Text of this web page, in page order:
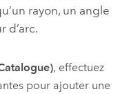
rayon, un angle
d’arc.
, effectuez
pour ajouter une